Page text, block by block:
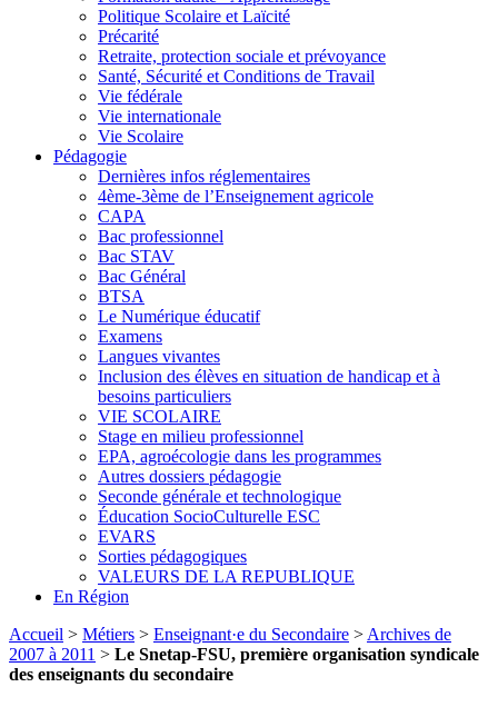
Politique Scolaire et Laïcité
Précarité
Retraite, protection sociale et prévoyance
Santé, Sécurité et Conditions de Travail
Vie fédérale
Vie internationale
Vie Scolaire
Pédagogie
Dernières infos réglementaires
4ème-3ème de l’Enseignement agricole
CAPA
Bac professionnel
Bac STAV
Bac Général
BTSA
Le Numérique éducatif
Examens
Langues vivantes
Inclusion des élèves en situation de handicap et à
besoins particuliers
VIE SCOLAIRE
Stage en milieu professionnel
EPA, agroécologie dans les programmes
Autres dossiers pédagogie
Seconde générale et technologique
Éducation SocioCulturelle ESC
EVARS
Sorties pédagogiques
VALEURS DE LA REPUBLIQUE
En Région
Accueil > Métiers > Enseignant·e du Secondaire > Archives de
2007 à 2011 > Le Snetap-FSU, première organisation syndicale
des enseignants du secondaire